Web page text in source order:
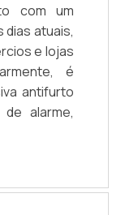
com um
dias atuais,
e lojas
é
antifurto
alarme,